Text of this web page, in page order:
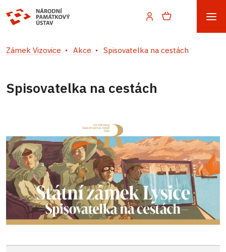
Zámek Vizovice Akce Spisovatelka na cestách
Spisovatelka na cestách